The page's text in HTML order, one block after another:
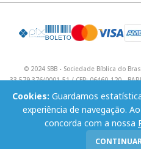
Cookies: Guardamos
experiência de navegação.
concorda com a nossa
© 2024 SBB - Sociedade Bíblica do
33.579.376/0001-51 / CEP: 06460-120 -
/ Telefone: (11) 4195 9590 /